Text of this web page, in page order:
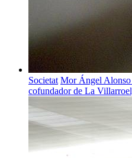
Societat Mor Ángel Alonso
cofundador de La